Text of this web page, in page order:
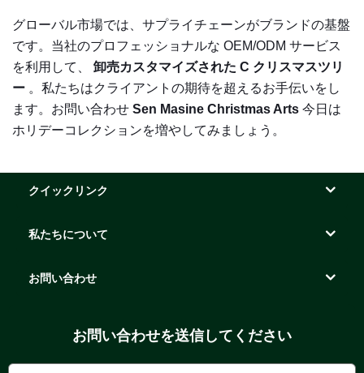
グローバル市場では、サプライチェーンがブランドの基盤
です。当社のプロフェッショナルな OEM/ODM サービス
を利用して、 卸売カスタマイズされた C クリスマスツリ
ー 。私たちはクライアントの期待を超えるお手伝いをし
ます。お問い合わせ Sen Masine Christmas Arts 今日は
ホリデーコレクションを増やしてみましょう。
クイックリンク
私たちについて
お問い合わせ
お問い合わせを送信してください